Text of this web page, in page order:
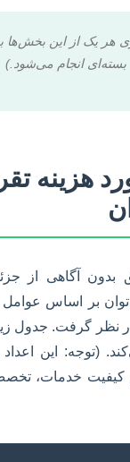
هر یک از این بخش‌ها
بسته‌ای انجام می‌شود.)
هزینه
بدون آگاهی از
بر اساس
نظر گرفت. جدول
(توجه: این اعداد
خدمات،